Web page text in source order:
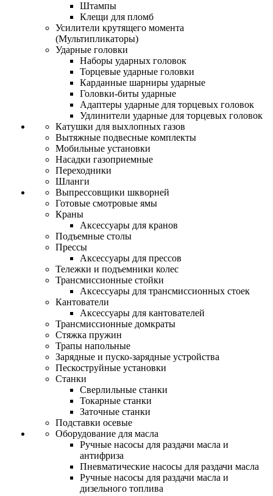
Штампы
Клещи для пломб
Усилители крутящего момента
(Мультипликаторы)
Ударные головки
Наборы ударных головок
Торцевые ударные головки
Карданные шарниры ударные
Головки-биты ударные
Адаптеры ударные для торцевых головок
Удлинители ударные для торцевых головок
Катушки для выхлопных газов
Вытяжные подвесные комплекты
Мобильные установки
Насадки газоприемные
Переходники
Шланги
Выпрессовщики шкворней
Готовые смотровые ямы
Краны
Аксессуары для кранов
Подъемные столы
Прессы
Аксессуары для прессов
Тележки и подъемники колес
Трансмиссионные стойки
Аксессуары для трансмиссионных стоек
Кантователи
Аксессуары для кантователей
Трансмиссионные домкраты
Стяжка пружин
Трапы напольные
Зарядные и пуско-зарядные устройства
Пескоструйные установки
Станки
Сверлильные станки
Токарные станки
Заточные станки
Подставки осевые
Оборудование для масла
Ручные насосы для раздачи масла и
антифриза
Пневматические насосы для раздачи масла
Ручные насосы для раздачи масла и
дизельного топлива